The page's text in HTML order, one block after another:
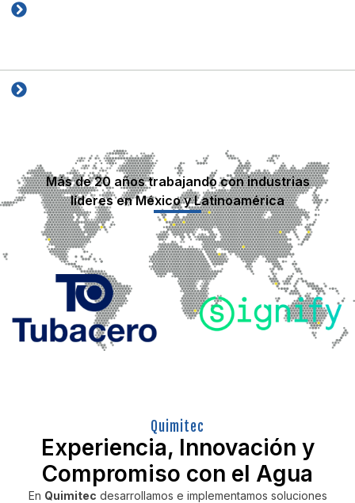
Más de 20 años trabajando con industrias
líderes en México y Latinoamérica
Quimitec
Experiencia, Innovación y
Compromiso con el Agua
En Quimitec desarrollamos e implementamos soluciones